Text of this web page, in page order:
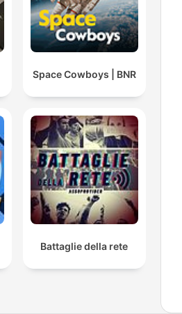
Space Cowboys | BNR
Battaglie della rete